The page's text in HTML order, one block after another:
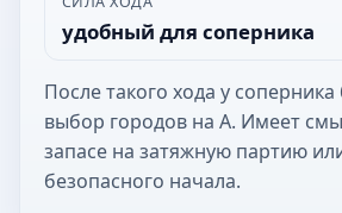
удобный для соперника
После такого хода у
выбор городов на А. Имеет
запасе на затяжную партию
безопасного начала.